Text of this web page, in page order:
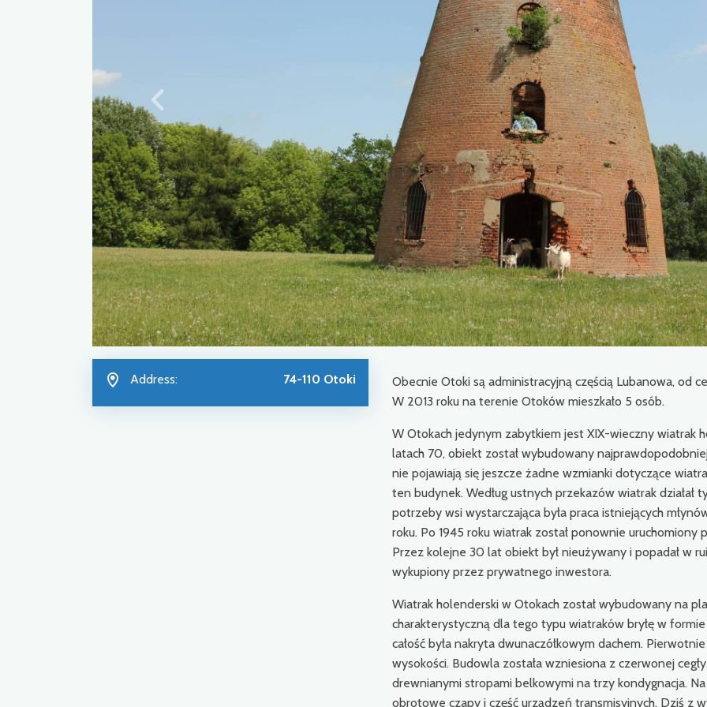
Address: 74-110 Otoki
Obecnie Otoki są administracyjną częścią Lubanowa, od
W 2013 roku na terenie Otoków mieszkało 5 osób.
W Otokach jedynym zabytkiem jest XIX-wieczny wiatrak
latach 70, obiekt został wybudowany
nie pojawiają się jeszcze żadne wzmianki dotyczące
ten budynek. Według ustnych przekazów wiatrak działał
potrzeby wsi wystarczająca była praca istniejących
roku. Po 1945 roku wiatrak został ponownie uruchomiony
Przez kolejne 30 lat obiekt był nieużywany i popadał w
wykupiony przez prywatnego inwestora.
Wiatrak holenderski w Otokach został wybudowany na
charakterystyczną dla tego typu wiatraków bryłę w
całość była nakryta dwunaczółkowym dachem.
wysokości. Budowla została wzniesiona z czerwonej
drewnianymi stropami belkowymi na trzy kondygnacja.
obrotowe czapy i część urządzeń transmisyjnych. Dziś z